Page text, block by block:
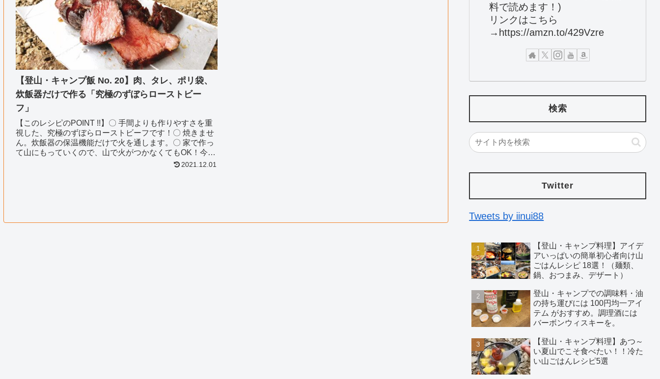
【登山・キャンプ飯 No. 20】肉、タレ、ポリ袋、
炊飯器だけで作る「究極のずぼらローストビー
フ」
【このレシピのPOINT !!】〇 手間よりも作りやすさを重
視した、究極のずぼらローストビーフです！〇 焼きませ
ん。炊飯器の保温機能だけで火を通します。〇 家で作っ
て山にもっていくので、山で火がつかなくてもOK！今回
2021.12.01
料で読めます！)
リンクはこちら
→https://amzn.to/429Vzre
検索
Twitter
Tweets by iinui88
【登山・キャンプ料理】アイデ
アいっぱいの簡単初心者向け山
ごはんレシピ 18選！（麺類、
鍋、おつまみ、デザート）
登山・キャンプでの調味料・油
の持ち運びには 100円均一アイ
テム がおすすめ。調理酒には
バーボンウィスキーを。
【登山・キャンプ料理】あつ～
い夏山でこそ食べたい！！冷た
い山ごはんレシピ5選